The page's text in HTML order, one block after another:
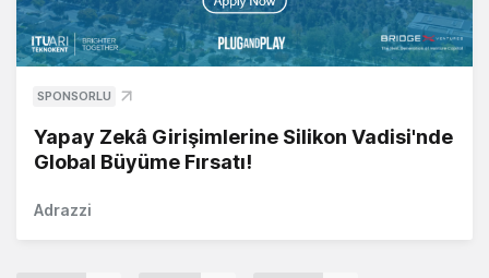
SPONSORLU
Yapay Zekâ Girişimlerine Silikon Vadisi'nde
Global Büyüme Fırsatı!
Adrazzi